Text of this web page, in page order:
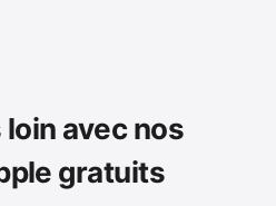
avec nos
gratuits